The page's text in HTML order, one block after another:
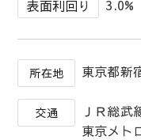
表面利回り 3.0%
所在地 東京都
交通
ＪＲ総武
東京メト